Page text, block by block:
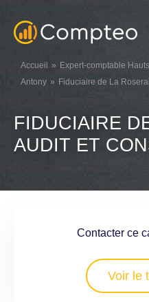
Accueil Expert-comptable
Antony
Fiduciaire de La
FIDUCIAIRE
AUDIT ET
Contacter ce
Voir le